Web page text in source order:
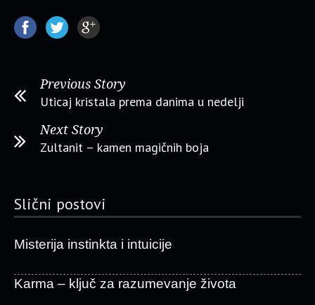
Previous Story
Uticaj kristala prema danima u nedelji
Next Story
Zultanit – kamen magičnih boja
Slični postovi
Misterija instinkta i intuicije
Karma – ključ za razumevanje života